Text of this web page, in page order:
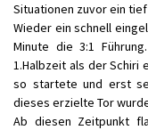
Situationen zuvor ein
Wieder ein schnell
Minute die 3:1
1.Halbzeit als der Schiri
so startete und erst
dieses erzielte Tor
Ab diesen Zeitpunkt